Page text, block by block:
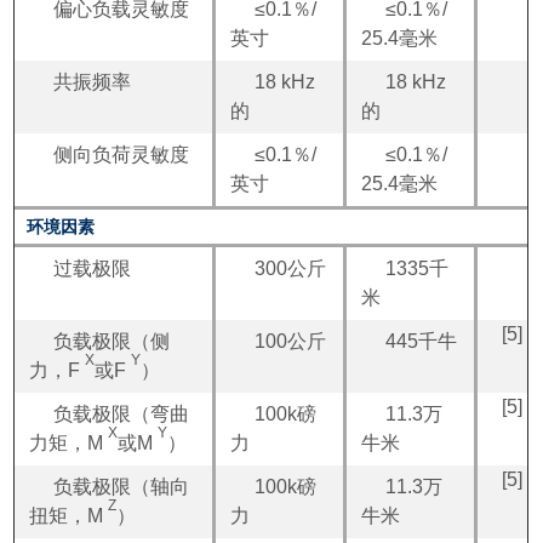
偏心负载灵敏度
≤0.1％/
英寸
≤0.1％/
25.4毫米
共振频率
18 kHz
的
18 kHz
的
侧向负荷灵敏度
≤0.1％/
英寸
≤0.1％/
25.4毫米
环境因素
过载极限 300公斤
1335千
米
负载极限（侧
力，FX或F Y）
100公斤 445千牛 [5]
负载极限（弯曲
力矩，MX或M Y）
100k磅
力
11.3万
牛米
[5]
负载极限（轴向
扭矩，MZ）
100k磅
力
11.3万
牛米
[5]